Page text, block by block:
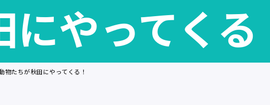
にやってく
たちが秋田にやってくる！